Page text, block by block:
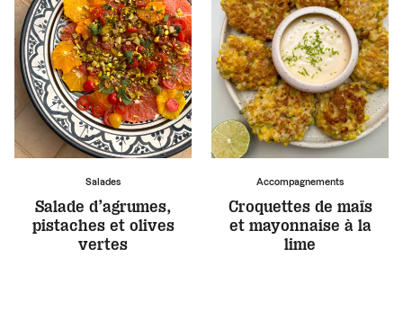
Salades
Salade d’agrumes,
pistaches et olives
vertes
Accompagnements
Croquettes de maïs
et mayonnaise à la
lime